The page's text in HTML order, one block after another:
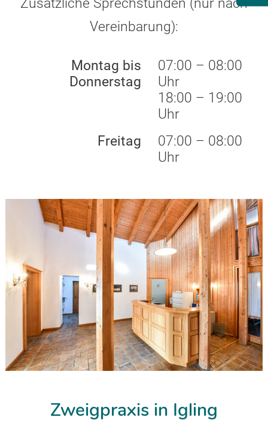
Vereinbarung):
Montag bis
Donnerstag
07:00 – 08:00
Uhr
18:00 – 19:00
Uhr
Freitag
07:00 – 08:00
Uhr
Zweigpraxis in Igling